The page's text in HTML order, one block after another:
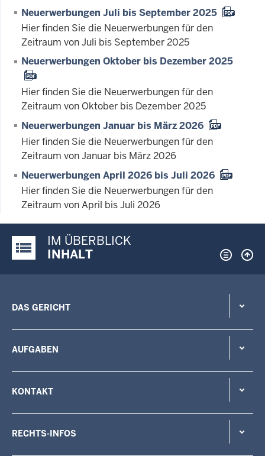
Neuerwerbungen Juli bis September 2025
Hier finden Sie die Neuerwerbungen für den
Zeitraum von Juli bis September 2025
Neuerwerbungen Oktober bis Dezember 2025
Hier finden Sie die Neuerwerbungen für den
Zeitraum von Oktober bis Dezember 2025
Neuerwerbungen Januar bis März 2026
Hier finden Sie die Neuerwerbungen für den
Zeitraum von Januar bis März 2026
Neuerwerbungen April 2026 bis Juli 2026
Hier finden Sie die Neuerwerbungen für den
Zeitraum von April bis Juli 2026
Justiz-Portal im Überblick:
IM ÜBERBLICK
INHALT
DAS GERICHT
AUFGABEN
KONTAKT
RECHTS-INFOS